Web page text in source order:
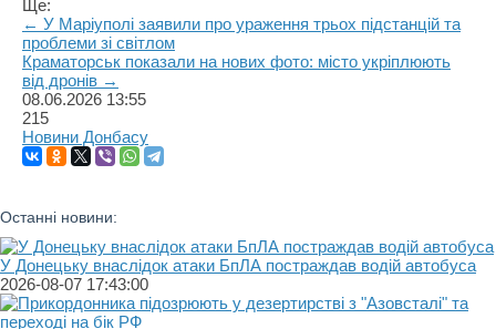
Ще:
← У Маріуполі заявили про ураження трьох підстанцій та
проблеми зі світлом
Краматорськ показали на нових фото: місто укріплюють
від дронів →
08.06.2026 13:55
215
Новини Донбасу
Останні новини:
У Донецьку внаслідок атаки БпЛА постраждав водій автобуса
2026-08-07 17:43:00